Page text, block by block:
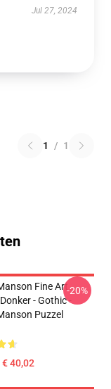
Jul 27, 2024
1 / 1
Fine Art
- Gothic -
Puzzel
€ 40,02
-20%